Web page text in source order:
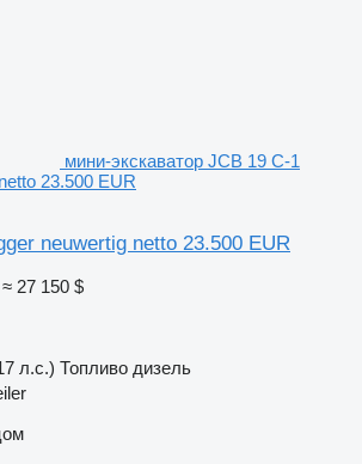
мини-экскаватор JCB 19 C-1
23.500 EUR
neuwertig netto 23.500 EUR
≈ 27 150 $
л.с.) Топливо дизель